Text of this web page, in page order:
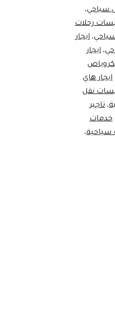
سياحي،
رحلات
، ايجار
، ايجار
ايجار هاي
نقل
، تاجير
خدمات
سياحية،